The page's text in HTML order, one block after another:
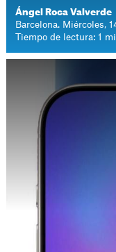
Ángel Roca Valverde
Barcelona. Miércoles,
Tiempo de lectura: 1